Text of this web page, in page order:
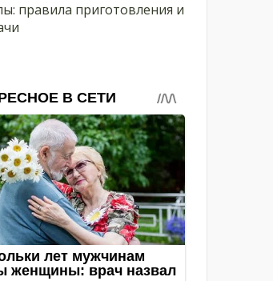
правила приготовления и